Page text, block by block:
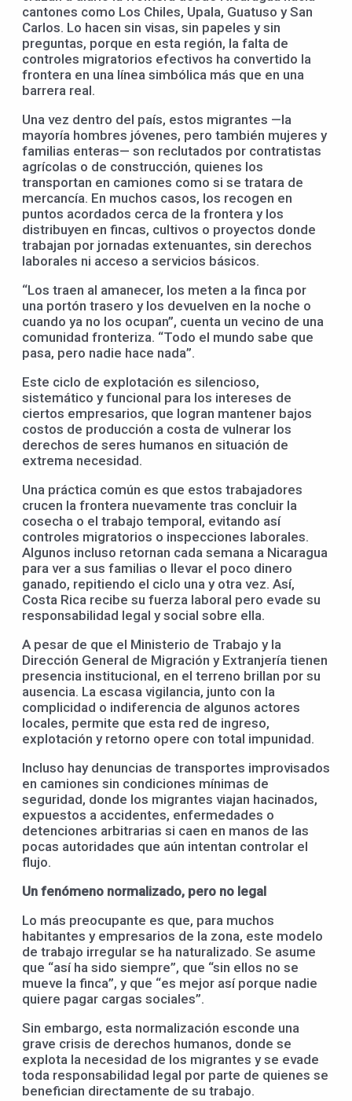
cantones como Los Chiles, Upala, Guatuso y San
Carlos. Lo hacen sin visas, sin papeles y sin
preguntas, porque en esta región, la falta de
controles migratorios efectivos ha convertido la
frontera en una línea simbólica más que en una
barrera real.
Una vez dentro del país, estos migrantes —la
mayoría hombres jóvenes, pero también mujeres y
familias enteras— son reclutados por contratistas
agrícolas o de construcción, quienes los
transportan en camiones como si se tratara de
mercancía. En muchos casos, los recogen en
puntos acordados cerca de la frontera y los
distribuyen en fincas, cultivos o proyectos donde
trabajan por jornadas extenuantes, sin derechos
laborales ni acceso a servicios básicos.
“Los traen al amanecer, los meten a la finca por
una portón trasero y los devuelven en la noche o
cuando ya no los ocupan”, cuenta un vecino de una
comunidad fronteriza. “Todo el mundo sabe que
pasa, pero nadie hace nada”.
Este ciclo de explotación es silencioso,
sistemático y funcional para los intereses de
ciertos empresarios, que logran mantener bajos
costos de producción a costa de vulnerar los
derechos de seres humanos en situación de
extrema necesidad.
Una práctica común es que estos trabajadores
crucen la frontera nuevamente tras concluir la
cosecha o el trabajo temporal, evitando así
controles migratorios o inspecciones laborales.
Algunos incluso retornan cada semana a Nicaragua
para ver a sus familias o llevar el poco dinero
ganado, repitiendo el ciclo una y otra vez. Así,
Costa Rica recibe su fuerza laboral pero evade su
responsabilidad legal y social sobre ella.
A pesar de que el Ministerio de Trabajo y la
Dirección General de Migración y Extranjería tienen
presencia institucional, en el terreno brillan por su
ausencia. La escasa vigilancia, junto con la
complicidad o indiferencia de algunos actores
locales, permite que esta red de ingreso,
explotación y retorno opere con total impunidad.
Incluso hay denuncias de transportes improvisados
en camiones sin condiciones mínimas de
seguridad, donde los migrantes viajan hacinados,
expuestos a accidentes, enfermedades o
detenciones arbitrarias si caen en manos de las
pocas autoridades que aún intentan controlar el
flujo.
Un fenómeno normalizado, pero no legal
Lo más preocupante es que, para muchos
habitantes y empresarios de la zona, este modelo
de trabajo irregular se ha naturalizado. Se asume
que “así ha sido siempre”, que “sin ellos no se
mueve la finca”, y que “es mejor así porque nadie
quiere pagar cargas sociales”.
Sin embargo, esta normalización esconde una
grave crisis de derechos humanos, donde se
explota la necesidad de los migrantes y se evade
toda responsabilidad legal por parte de quienes se
benefician directamente de su trabajo.